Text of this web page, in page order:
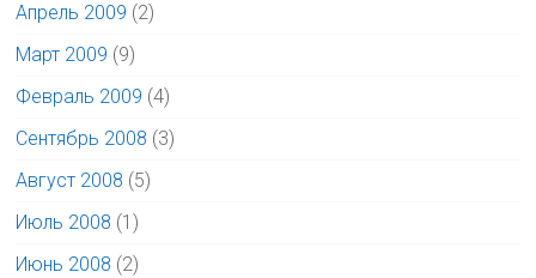
Апрель 2009 (2)
Март 2009 (9)
Февраль 2009 (4)
Сентябрь 2008 (3)
Август 2008 (5)
Июль 2008 (1)
Июнь 2008 (2)